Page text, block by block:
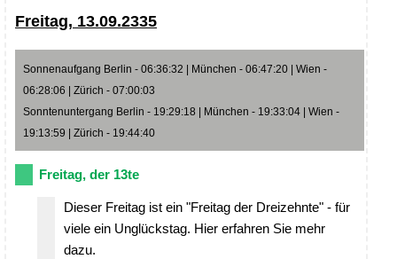
Freitag, 13.09.2335
Sonnenaufgang Berlin - 06:36:32 | München - 06:47:20 | Wien -
06:28:06 | Zürich - 07:00:03
Sonntenuntergang Berlin - 19:29:18 | München - 19:33:04 | Wien -
19:13:59 | Zürich - 19:44:40
Freitag, der 13te
Dieser Freitag ist ein "Freitag der Dreizehnte" - für
viele ein Unglückstag. Hier erfahren Sie mehr
dazu.